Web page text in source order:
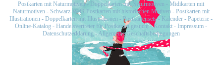
Postkarten mit Naturmotiven- Doppelkarten mit Naturmotiven - Midikarten mit
Naturmotiven- Schwarz-Weiß-Postkarten mit historischen Motiven- Postkarten mit
Illustrationen - Doppelkarten mit Illustrationen - Postkartensets- Kalender - Papeterie -
Online-Katalog - Handelsvertreter für Postkarten gesucht-Kontakt - Impressum -
Datenschutzerklärung-Allgemeine Geschäftsbedingungen